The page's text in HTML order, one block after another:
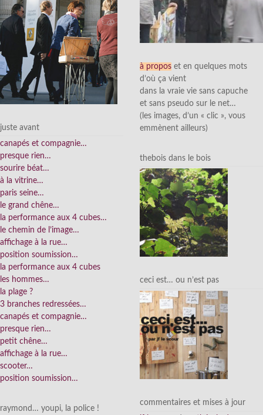
juste avant
canapés et compagnie…
presque rien…
sourire béat…
à la vitrine…
paris seine…
le grand chêne…
la performance aux 4 cubes…
le chemin de l’image…
affichage à la rue…
position soumission…
la performance aux 4 cubes
les hommes…
la plage ?
3 branches redressées…
canapés et compagnie…
presque rien…
petit chêne…
affichage à la rue…
scooter…
position soumission…
raymond… youpi, la police !
à propos et en quelques mots
d’où ça vient
dans la vraie vie sans capuche
et sans pseudo sur le net…
(les images, d’un « clic », vous
emmènent ailleurs)
thebois dans le bois
ceci est… ou n’est pas
commentaires et mises à jour